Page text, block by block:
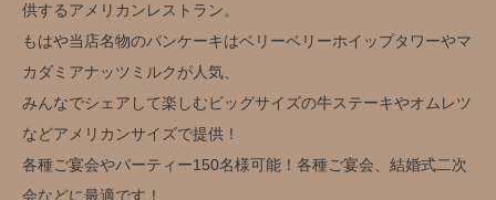
供するアメリカンレストラン。
もはや当店名物のパンケーキはベリーベリーホイップタワーやマ
カダミアナッツミルクが人気、
みんなでシェアして楽しむビッグサイズの牛ステーキやオムレツ
などアメリカンサイズで提供！
各種ご宴会やパーティー150名様可能！各種ご宴会、結婚式二次
会などに最適です！